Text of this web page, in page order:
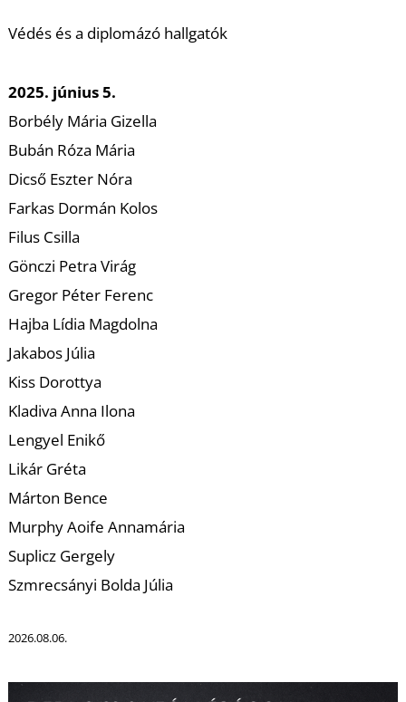
Védés és a diplomázó hallgatók
2025. június 5.
Borbély Mária Gizella
Bubán Róza Mária
Dicső Eszter Nóra
Farkas Dormán Kolos
Filus Csilla
Gönczi Petra Virág
Gregor Péter Ferenc
Hajba Lídia Magdolna
Jakabos Júlia
Kiss Dorottya
Kladiva Anna Ilona
Lengyel Enikő
Likár Gréta
Márton Bence
Murphy Aoife Annamária
Suplicz Gergely
Szmrecsányi Bolda Júlia
2026.08.06.